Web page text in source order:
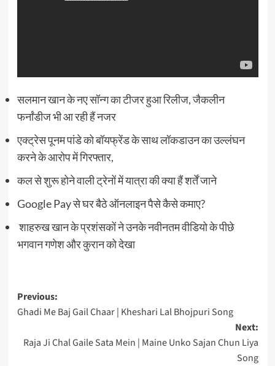
सलमान खान के नए सॉन्ग का टीजर हुआ रिलीज, जैकलीन
फर्नांडीज भी आ रही हैं नजर
एक्ट्रेस पूनम पांडे को बॉयफ्रेंड के साथ लॉकडाउन का उल्लंघन
करने के आरोप में गिरफ्तार,
कल से शुरू होने वाली ट्रेनों में यात्रा की क्या हैं शर्तें जाने
Google Pay से घर बैठे ऑनलाइन पैसे कैसे कमाए?
शाहरुख खान के प्रशंसकों ने उनके नवीनतम वीडियो के पीछे
भगवान गणेश और कुरान को देखा
Post
navigation
Previous:
Ghadi Me Baj Gail Chaar | Kheshari Lal Bhojpuri Song
Next:
Raja Ji Chal Gaile Sata Mein | Maine Unko Sajan Chun Liya
Song